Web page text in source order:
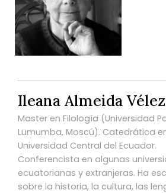
Ileana Almeida Vélez
Master en Filología (Universidad
Lumumba, Moscú). Catedrática
Universidad Central del Ecuador.
Conferencista en algunas
ecuatorianas y extranjeras. Ha
sobre la historia, la cultura, las